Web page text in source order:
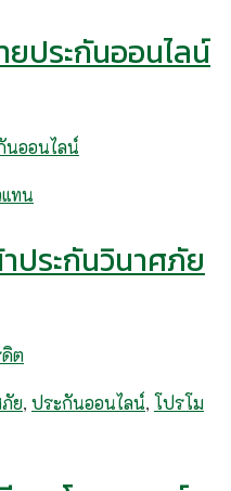
ยประกันออนไลน์
ทน
ประกันวินาศภัย
ย, ประกันออนไลน์, โปรโม